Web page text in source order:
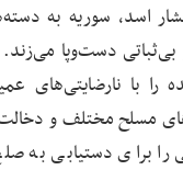
اسد، سوریه به
دست‌وپا
را با نارضایتی‌های
مسلح مختلف و
برای دستیابی به